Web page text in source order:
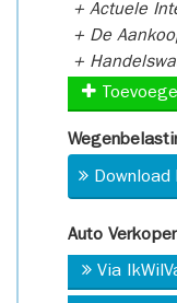
+ Actuele
+ De
+
Auto
Via